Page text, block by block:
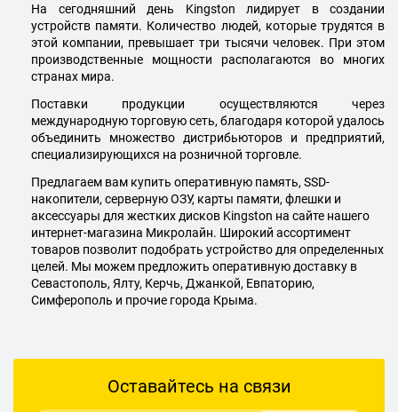
На сегодняшний день Kingston лидирует в создании
устройств памяти. Количество людей, которые трудятся в
этой компании, превышает три тысячи человек. При этом
производственные мощности располагаются во многих
странах мира.
Поставки продукции осуществляются через
международную торговую сеть, благодаря которой удалось
объединить множество дистрибьюторов и предприятий,
специализирующихся на розничной торговле.
Предлагаем вам купить оперативную память, SSD-
накопители, серверную ОЗУ, карты памяти, флешки и
аксессуары для жестких дисков Kingston на сайте нашего
интернет-магазина Микролайн. Широкий ассортимент
товаров позволит подобрать устройство для определенных
целей. Мы можем предложить оперативную доставку в
Севастополь, Ялту, Керчь, Джанкой, Евпаторию,
Симферополь и прочие города Крыма.
Оставайтесь на связи